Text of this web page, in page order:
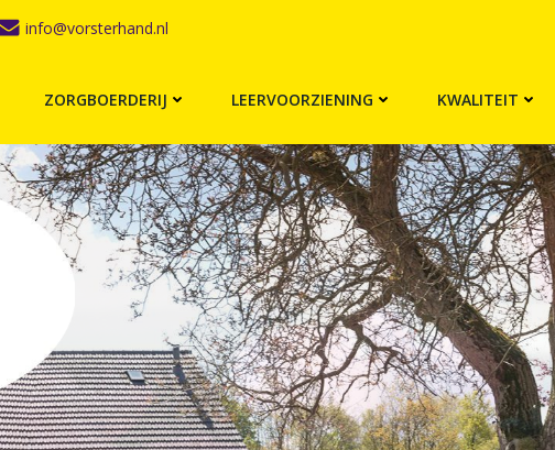
info@vorsterhand.nl
ZORGBOERDERIJ LEERVOORZIENING KWALITEIT